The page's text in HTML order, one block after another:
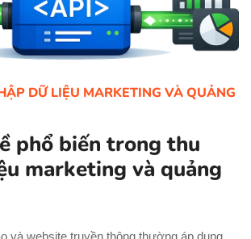
DỮ LIỆU MARKETING VÀ QUẢNG
phổ biến trong thu
marketing và quảng
và website truyền thông thường áp dụng